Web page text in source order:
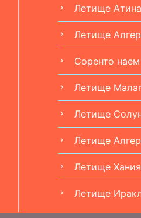
chevron_right Летище
chevron_right Летище
chevron_right Соренто
chevron_right Летище
chevron_right Летище
chevron_right Летище
chevron_right Летище
chevron_right Летище